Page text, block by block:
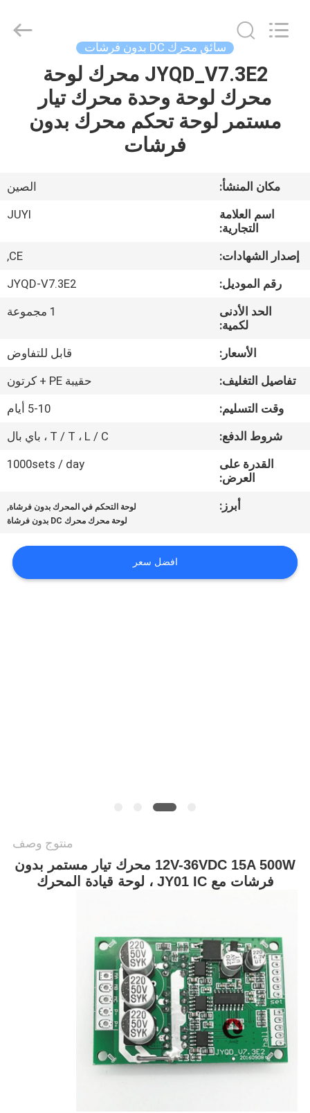
المنزل
المنتجات
في
المصنع
مراقبة
الجودة
اتصل
أخبار
خريطة
International
سائق محرك DC بدون فرشات
JYQD_V7.3E2 محرك لوحة
محرك لوحة وحدة محرك تيار
مستمر لوحة تحكم محرك بدون
فرشات
مكان المنشأ:
الصين
اسم العلامة
التجارية:
JUYI
إصدار الشهادات:
CE,
رقم الموديل:
JYQD-V7.3E2
الحد الأدنى
لكمية:
1 مجموعة
الأسعار:
قابل للتفاوض
تفاصيل التغليف:
حقيبة PE + كرتون
وقت التسليم:
5-10 أيام
شروط الدفع:
T / T ، L / C ، باي بال
القدرة على
العرض:
1000sets / day
أبرز: لوحة التحكم في المحرك بدون فرشاة,
لوحة محرك محرك DC بدون فرشاة
افضل سعر
منتوج وصف
12V-36VDC 15A 500W محرك تيار مستمر بدون
فرشات مع JY01 IC ، لوحة قيادة المحرك